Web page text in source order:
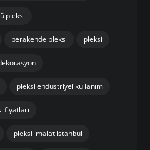
pleksi
perakende pleksi pleksi
pleksi endüstriyel kullanım
fiyatları
pleksi imalat istanbul